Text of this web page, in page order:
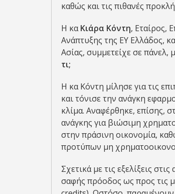
καθώς και τις πιθανές
Η καΚιάρα Κόντη, Εταίρος,
Ανάπτυξης της ΕΥ Ελλάδος,
Ασίας, συμμετείχε σε πάνελ,
τι;
Η κα Κόντη μίλησε για τις
και τόνισε την ανάγκη
κλίμα. Αναφέρθηκε, επίσης,
ανάγκης για βιώσιμη
στην πράσινη οικονομία,
προτύπων μη
Σχετικά με τις εξελίξεις
σαφής πρόοδος ως προς τις